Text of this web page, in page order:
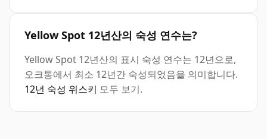
Yellow Spot 12년산의 숙성 연수는?
Yellow Spot 12년산의 표시 숙성 연수는 12년으로,
오크통에서 최소 12년간 숙성되었음을 의미합니다.
12년 숙성 위스키 모두 보기.